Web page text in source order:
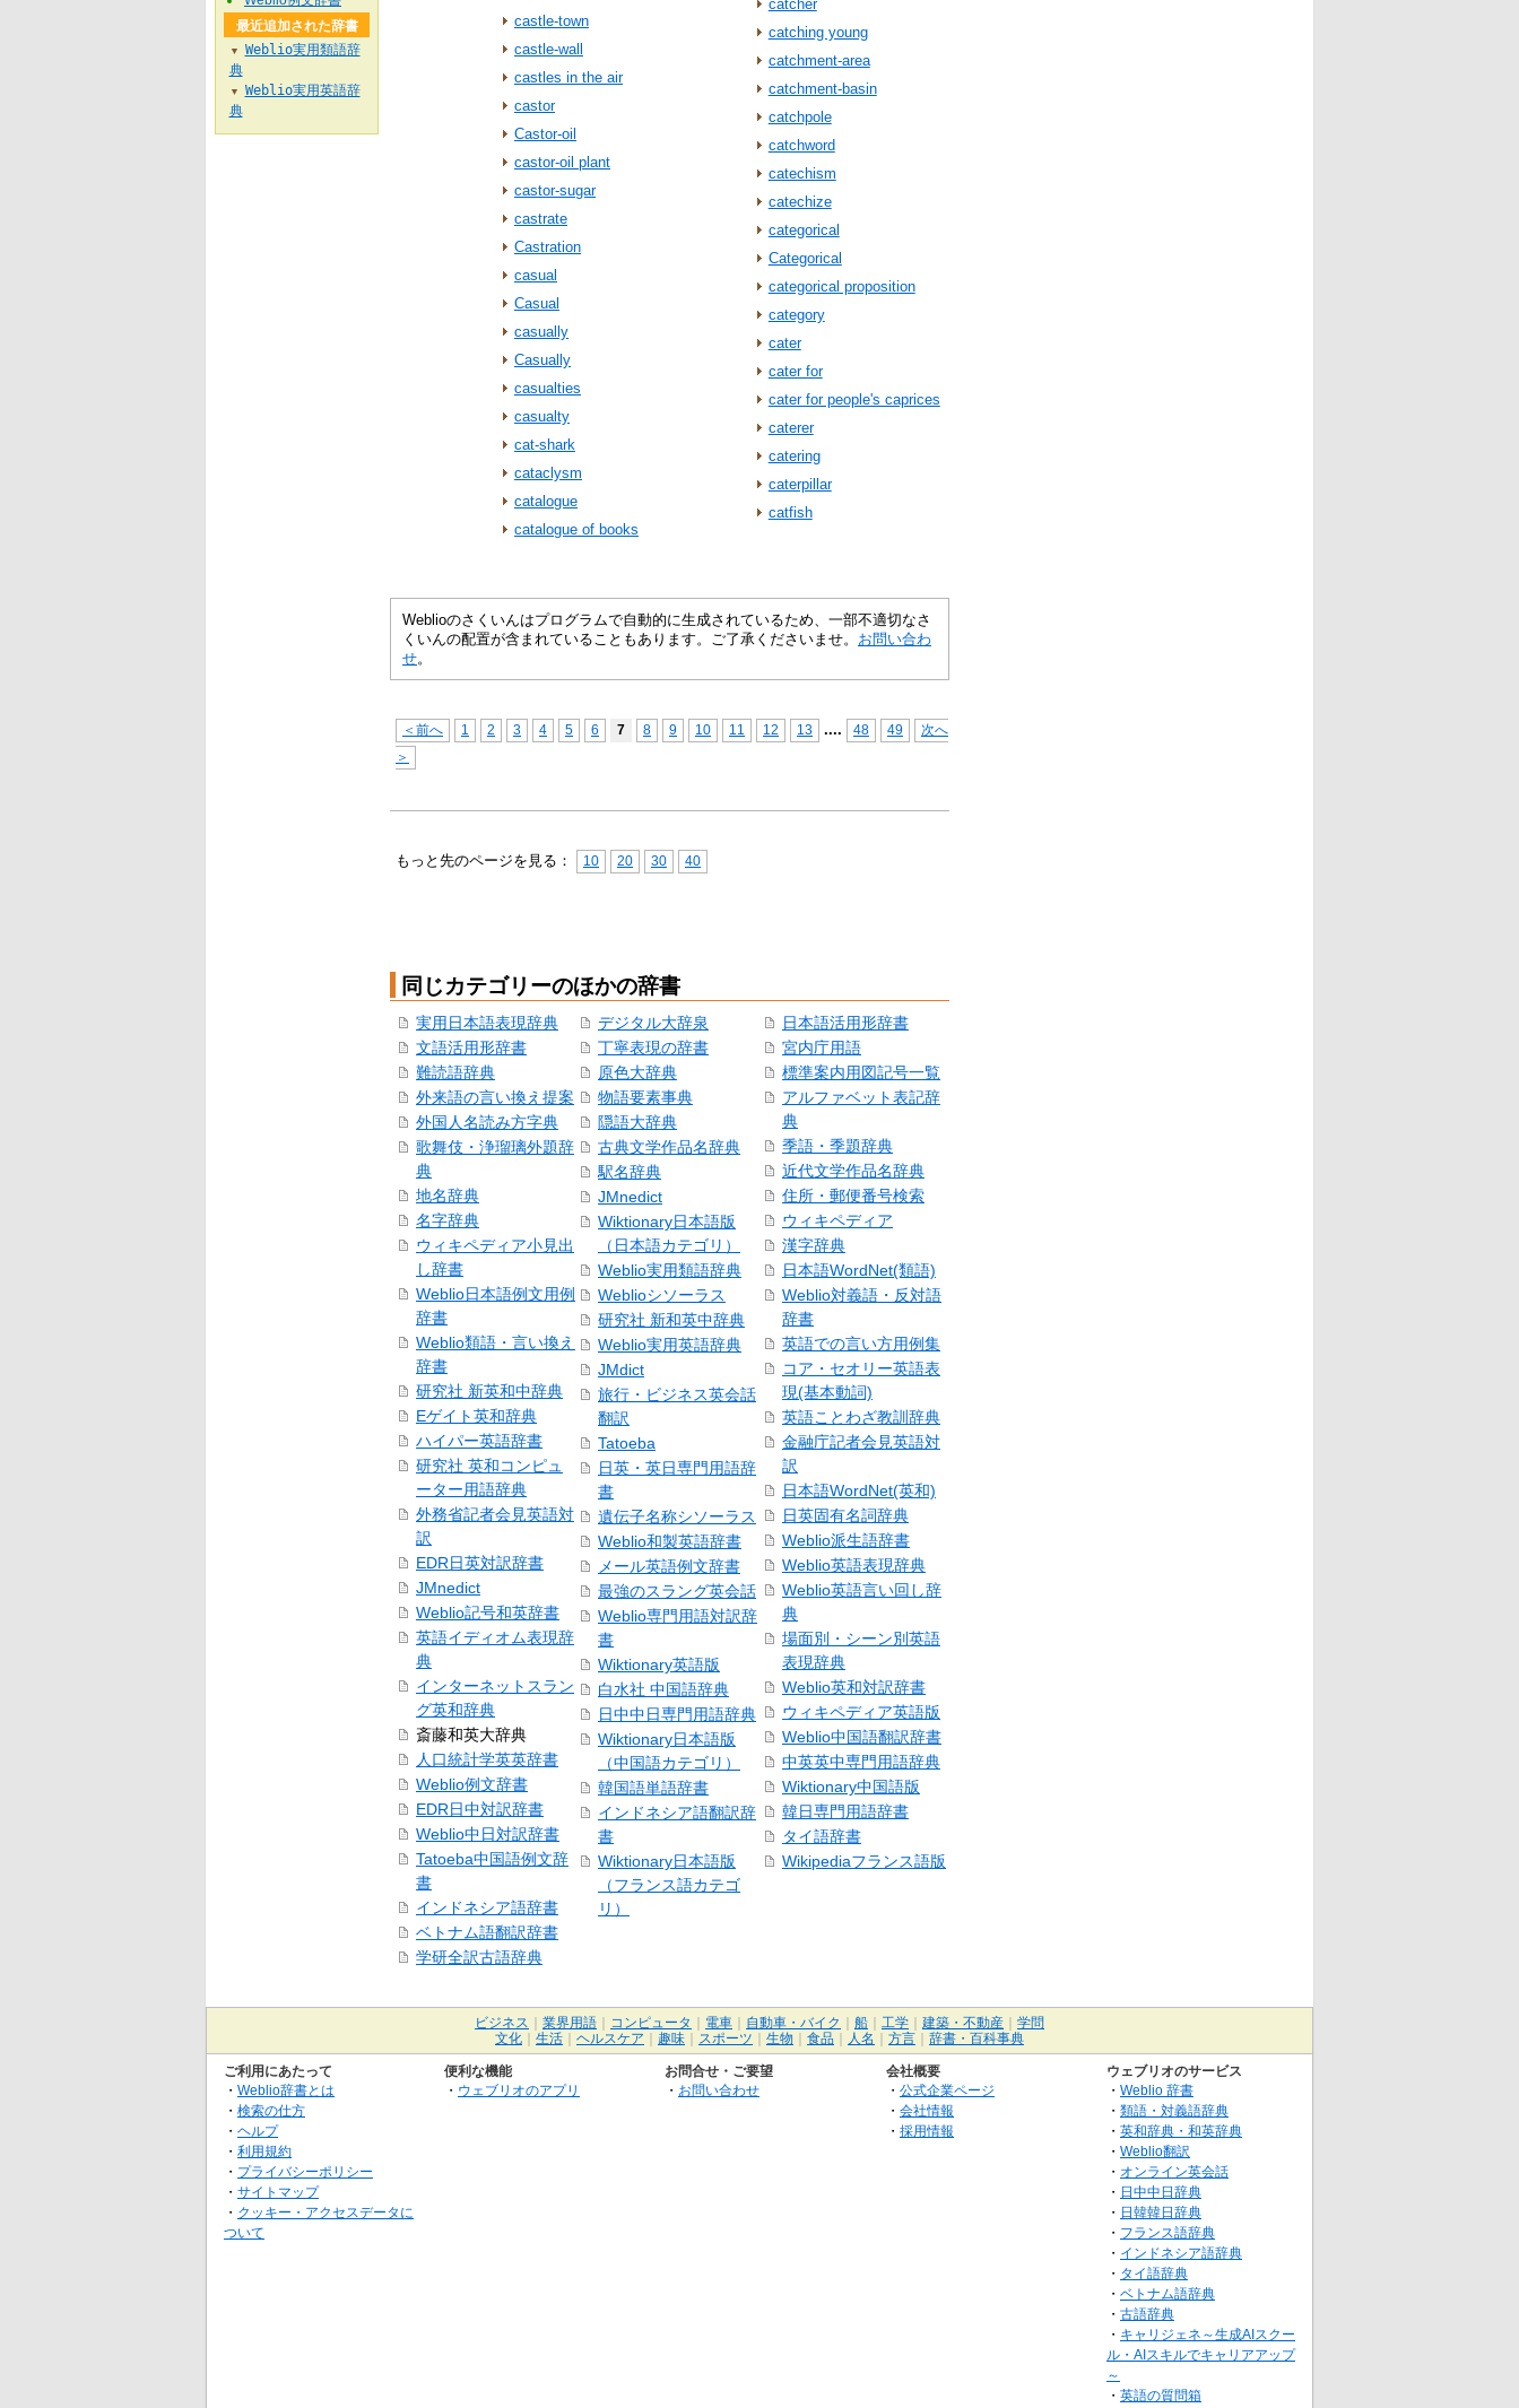
castle-town
castle-wall
castles in the air
castor
Castor-oil
castor-oil plant
castor-sugar
castrate
Castration
casual
Casual
casually
Casually
casualties
casualty
cat-shark
cataclysm
catalogue
catalogue of books
catcher
catching young
catchment-area
catchment-basin
catchpole
catchword
catechism
catechize
categorical
Categorical
categorical proposition
category
cater
cater for
cater for people's caprices
caterer
catering
caterpillar
catfish
Weblioのさくいんはプログラムで自動的に生成されているため、一部不適切なさ
くいんの配置が含まれていることもあります。ご了承くださいませ。 お問い合わ
せ。
＜前へ 1 2 3 4 5 6 7 8 9 10 11 12 13 .... 48 49
次へ
＞
もっと先のページを見る： 10 20 30 40
同じカテゴリーのほかの辞書
実用日本語表現辞典
文語活用形辞書
難読語辞典
外来語の言い換え提案
外国人名読み方字典
歌舞伎・浄瑠璃外題辞
典
地名辞典
名字辞典
ウィキペディア小見出
し辞書
Weblio日本語例文用例
辞書
Weblio類語・言い換え
辞書
研究社 新英和中辞典
Eゲイト英和辞典
ハイパー英語辞書
研究社 英和コンピュ
ーター用語辞典
外務省記者会見英語対
訳
EDR日英対訳辞書
JMnedict
Weblio記号和英辞書
英語イディオム表現辞
典
インターネットスラン
グ英和辞典
斎藤和英大辞典
人口統計学英英辞書
Weblio例文辞書
EDR日中対訳辞書
Weblio中日対訳辞書
Tatoeba中国語例文辞
書
インドネシア語辞書
ベトナム語翻訳辞書
学研全訳古語辞典
デジタル大辞泉
丁寧表現の辞書
原色大辞典
物語要素事典
隠語大辞典
古典文学作品名辞典
駅名辞典
JMnedict
Wiktionary日本語版
（日本語カテゴリ）
Weblio実用類語辞典
Weblioシソーラス
研究社 新和英中辞典
Weblio実用英語辞典
JMdict
旅行・ビジネス英会話
翻訳
Tatoeba
日英・英日専門用語辞
書
遺伝子名称シソーラス
Weblio和製英語辞書
メール英語例文辞書
最強のスラング英会話
Weblio専門用語対訳辞
書
Wiktionary英語版
白水社 中国語辞典
日中中日専門用語辞典
Wiktionary日本語版
（中国語カテゴリ）
韓国語単語辞書
インドネシア語翻訳辞
書
Wiktionary日本語版
（フランス語カテゴ
リ）
日本語活用形辞書
宮内庁用語
標準案内用図記号一覧
アルファベット表記辞
典
季語・季題辞典
近代文学作品名辞典
住所・郵便番号検索
ウィキペディア
漢字辞典
日本語WordNet(類語)
Weblio対義語・反対語
辞書
英語での言い方用例集
コア・セオリー英語表
現(基本動詞)
英語ことわざ教訓辞典
金融庁記者会見英語対
訳
日本語WordNet(英和)
日英固有名詞辞典
Weblio派生語辞書
Weblio英語表現辞典
Weblio英語言い回し辞
典
場面別・シーン別英語
表現辞典
Weblio英和対訳辞書
ウィキペディア英語版
Weblio中国語翻訳辞書
中英英中専門用語辞典
Wiktionary中国語版
韓日専門用語辞書
タイ語辞書
Wikipediaフランス語版
最近追加された辞書
▼
Weblio実用類語辞
典
▼
Weblio実用英語辞
典
ビジネス 業界用語 コンピュータ 電車 自動車・バイク 船 工学 建築・不動産
学問
文化
生活 ヘルスケア 趣味 スポーツ 生物 食品 人名 方言 辞書・百科事典
ご利用にあたって
・ Weblio辞書とは
・ 検索の仕方
・ ヘルプ
・ 利用規約
・ プライバシーポリシー
・ サイトマップ
・ クッキー・アクセスデータに
ついて
便利な機能
・ ウェブリオのアプリ
お問合せ・ご要望
・ お問い合わせ
会社概要
・ 公式企業ページ
・ 会社情報
・ 採用情報
ウェブリオのサービス
・ Weblio 辞書
・ 類語・対義語辞典
・ 英和辞典・和英辞典
・ Weblio翻訳
・ オンライン英会話
・ 日中中日辞典
・ 日韓韓日辞典
・ フランス語辞典
・ インドネシア語辞典
・ タイ語辞典
・ ベトナム語辞典
・ 古語辞典
・ キャリジェネ～生成AIスクー
ル・AIスキルでキャリアアップ
～
・ 英語の質問箱